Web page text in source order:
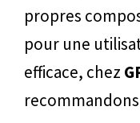
propres
pour une
efficace, chez